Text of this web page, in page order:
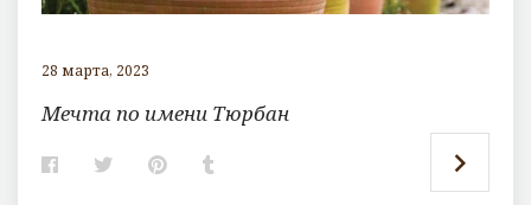
28 марта, 2023
Мечта по имени Тюрбан
F T P